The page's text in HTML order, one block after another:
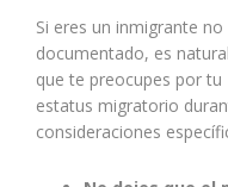
Si eres un inmigrante no
documentado, es natural
que te preocupes por tu
estatus migratorio
consideraciones